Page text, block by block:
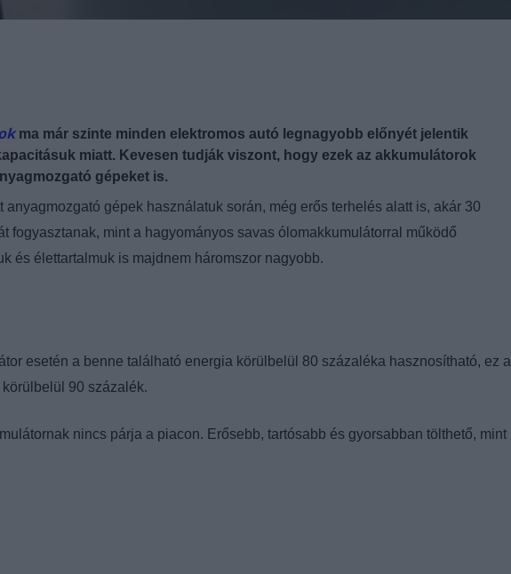
ma már szinte minden elektromos autó legnagyobb előnyét jelentik
miatt. Kevesen tudják viszont, hogy ezek az akkumulátorok
gépeket is.
gépek használatuk során, még erős terhelés alatt is, akár 30
fogyasztanak, mint a hagyományos savas ólomakkumulátorral működő
és élettartalmuk is majdnem háromszor nagyobb.
esetén a benne található energia körülbelül 80 százaléka hasznosítható, ez a
90 százalék.
nincs párja a piacon. Erősebb, tartósabb és gyorsabban tölthető, mint